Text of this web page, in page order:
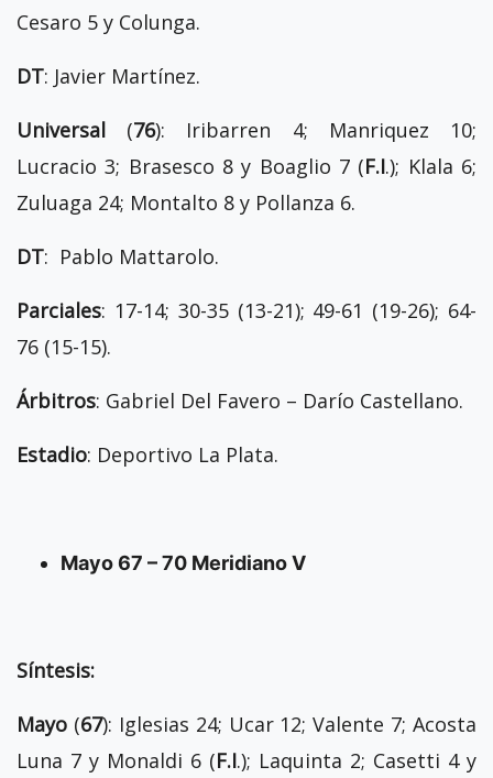
Cesaro 5 y Colunga.
DT: Javier Martínez.
Universal (76): Iribarren 4; Manriquez 10;
Lucracio 3; Brasesco 8 y Boaglio 7 (F.I.); Klala 6;
Zuluaga 24; Montalto 8 y Pollanza 6.
DT: Pablo Mattarolo.
Parciales: 17-14; 30-35 (13-21); 49-61 (19-26); 64-
76 (15-15).
Árbitros: Gabriel Del Favero – Darío Castellano.
Estadio: Deportivo La Plata.
Mayo 67 – 70 Meridiano V
Síntesis:
Mayo (67): Iglesias 24; Ucar 12; Valente 7; Acosta
Luna 7 y Monaldi 6 (F.I.); Laquinta 2; Casetti 4 y